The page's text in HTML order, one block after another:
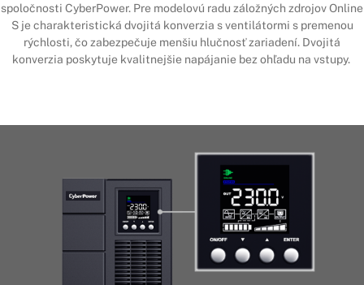
spoločnosti CyberPower. Pre modelovú radu záložných zdrojov Online
S je charakteristická dvojitá konverzia s ventilátormi s premenou
rýchlosti, čo zabezpečuje menšiu hlučnosť zariadení. Dvojitá
konverzia poskytuje kvalitnejšie napájanie bez ohľadu na vstupy.